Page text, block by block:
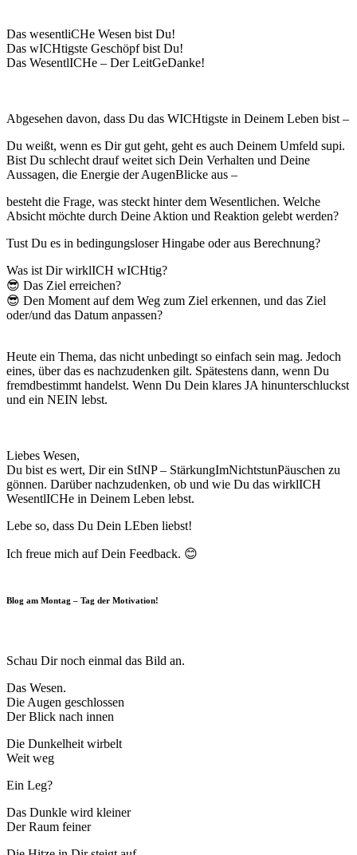
Das wesentliCHe Wesen bist Du!
Das wICHtigste Geschöpf bist Du!
Das WesentlICHe – Der LeitGeDanke!
Abgesehen davon, dass Du das WICHtigste in Deinem Leben bist –
Du weißt, wenn es Dir gut geht, geht es auch Deinem Umfeld supi.
Bist Du schlecht drauf weitet sich Dein Verhalten und Deine
Aussagen, die Energie der AugenBlicke aus –
besteht die Frage, was steckt hinter dem Wesentlichen. Welche
Absicht möchte durch Deine Aktion und Reaktion gelebt werden?
Tust Du es in bedingungsloser Hingabe oder aus Berechnung?
Was ist Dir wirklICH wICHtig?
😎 Das Ziel erreichen?
😎 Den Moment auf dem Weg zum Ziel erkennen, und das Ziel
oder/und das Datum anpassen?
Heute ein Thema, das nicht unbedingt so einfach sein mag. Jedoch
eines, über das es nachzudenken gilt. Spätestens dann, wenn Du
fremdbestimmt handelst. Wenn Du Dein klares JA hinunterschluckst
und ein NEIN lebst.
Liebes Wesen,
Du bist es wert, Dir ein StINP – StärkungImNichtstunPäuschen zu
gönnen. Darüber nachzudenken, ob und wie Du das wirklICH
WesentlICHe in Deinem Leben lebst.
Lebe so, dass Du Dein LEben liebst!
Ich freue mich auf Dein Feedback. 😊
Blog am Montag – Tag der Motivation!
Schau Dir noch einmal das Bild an.
Das Wesen.
Die Augen geschlossen
Der Blick nach innen
Die Dunkelheit wirbelt
Weit weg
Ein Leg?
Das Dunkle wird kleiner
Der Raum feiner